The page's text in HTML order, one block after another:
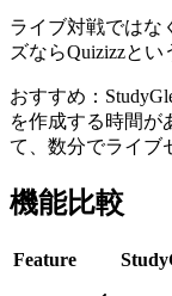
ライブ対戦ではな
ズならQuizizzとい
おすすめ：
を作成する時間が
て、数分でライブ
機能比較
Feature